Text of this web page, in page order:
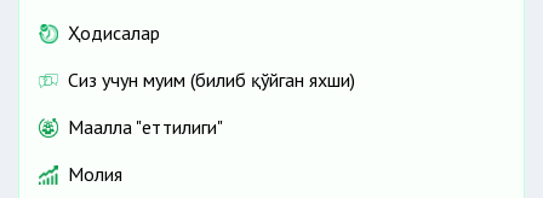
Ҳодисалар
Сиз учун муҳим (билиб қўйган яхши)
Маҳалла "еттилиги"
Молия